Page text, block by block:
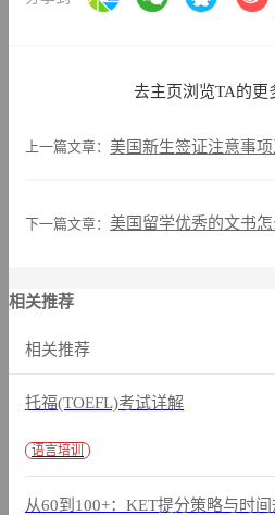
去主页浏览TA的更
上一篇文章： 美国新生签证注意事
下一篇文章： 美国留学优秀的文书
相关推荐
相关推荐
托福(TOEFL)考试详解
语言培训
从60到100+：KET提分策略与时间